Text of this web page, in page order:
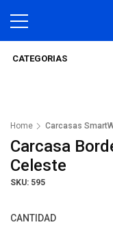
CATEGORIAS
Home Carcasas
Carcasa
Celeste
SKU: 595
CANTIDAD